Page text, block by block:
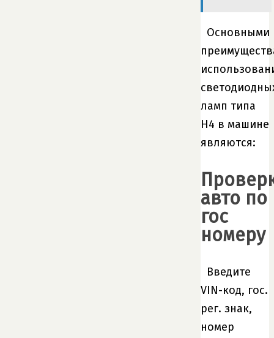
Основными
ламп типа
H4 в машине
являются:
авто по
гос
номеру
Введите
VIN-код, гос.
рег. знак,
номер